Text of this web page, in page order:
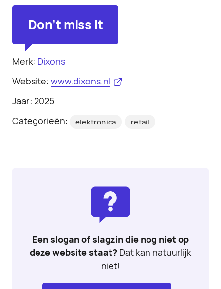
Don't miss it
Merk: Dixons
Website: www.dixons.nl
Jaar: 2025
Categorieën:
elektronica retail
Een slogan of slagzin die nog niet op
deze website staat? Dat kan natuurlijk
niet!